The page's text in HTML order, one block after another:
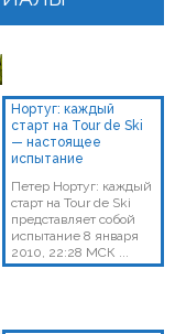
Нортуг: каждый
старт на Tour de Ski
— настоящее
испытание
Петер Нортуг: каждый
старт на Tour de Ski
представляет собой
испытание 8 января
2010, 22:28 МСК ...